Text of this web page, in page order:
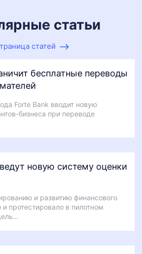
статьи
статей
бесплатные переводы
Forte Bank вводит новую
бизнеса при переводе
новую систему оценки
и развитию финансового
протестировало в пилотном